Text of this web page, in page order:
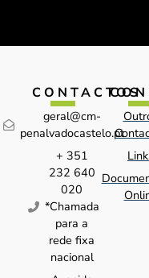
CONTACTOS
geral@cm-
penalvadocastelo.pt
+ 351
232 640
020
*Chamada
para a
rede fixa
nacional